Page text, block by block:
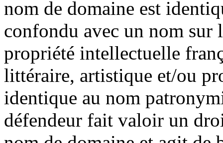
nom de domaine est
confondu avec un nom sur
propriété intellectuelle
littéraire, artistique et/ou
identique au nom
défendeur fait valoir un